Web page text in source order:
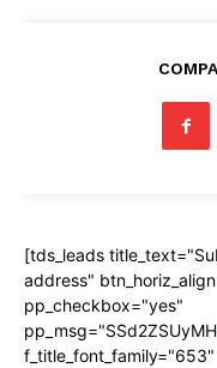
[tds_leads
address"
pp_checkbox="yes"
f_title_font_family="653"